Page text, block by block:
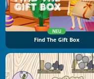
NEU
Find The Gift Box